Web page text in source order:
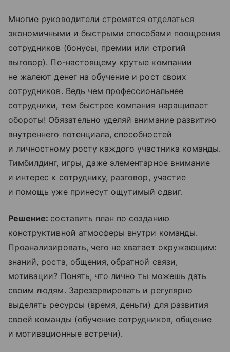
Многие руководители стремятся отделаться
экономичными и быстрыми способами поощрения
сотрудников (бонусы, премии или строгий
выговор). По-настоящему крутые компании
не жалеют денег на обучение и рост своих
сотрудников. Ведь чем профессиональнее
сотрудники, тем быстрее компания наращивает
обороты! Обязательно уделяй внимание развитию
внутреннего потенциала, способностей
и личностному росту каждого участника команды.
Тимбилдинг, игры, даже элементарное внимание
и интерес к сотруднику, разговор, участие
и помощь уже принесут ощутимый сдвиг.
Решение: составить план по созданию
конструктивной атмосферы внутри команды.
Проанализировать, чего не хватает окружающим:
знаний, роста, общения, обратной связи,
мотивации? Понять, что лично ты можешь дать
своим людям. Зарезервировать и регулярно
выделять ресурсы (время, деньги) для развития
своей команды (обучение сотрудников, общение
и мотивационные встречи).